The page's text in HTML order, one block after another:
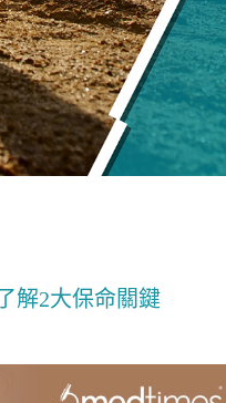
解2大保命關鍵